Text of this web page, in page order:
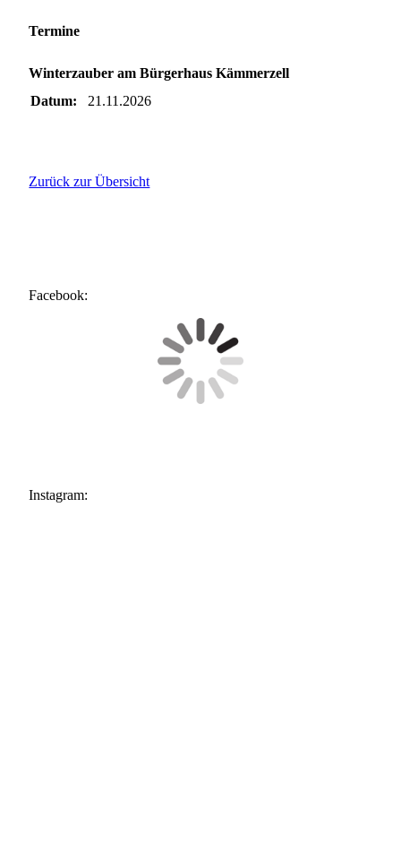
Termine
Winterzauber am Bürgerhaus Kämmerzell
Datum:
21.11.2026
Zurück zur Übersicht
Facebook:
Instagram: